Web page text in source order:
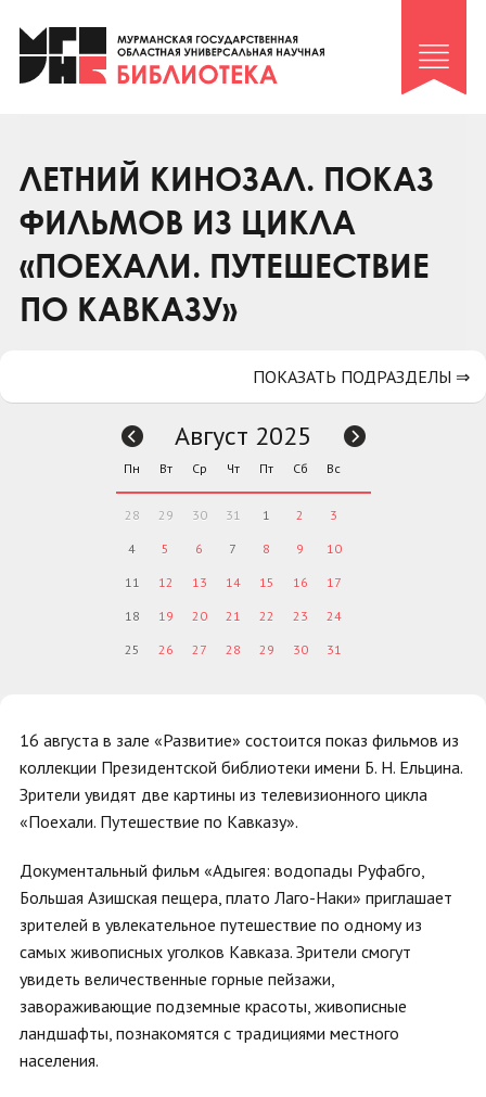
Клуб «Гиря и сельдерей»
Клуб «Семейный архив»
Коллегам
Контакты
ЛЕТНИЙ КИНОЗАЛ. ПОКАЗ
ФИЛЬМОВ ИЗ ЦИКЛА
«ПОЕХАЛИ. ПУТЕШЕСТВИЕ
ПО КАВКАЗУ»
16 августа в зале «Развитие» состоится показ фильмов из
коллекции Президентской библиотеки имени Б. Н. Ельцина.
Зрители увидят две картины из телевизионного цикла
«Поехали. Путешествие по Кавказу».
Документальный фильм «Адыгея: водопады Руфабго,
Большая Азишская пещера, плато Лаго-Наки» приглашает
зрителей в увлекательное путешествие по одному из
самых живописных уголков Кавказа. Зрители смогут
увидеть величественные горные пейзажи,
завораживающие подземные красоты, живописные
ландшафты, познакомятся с традициями местного
населения.
ПОКАЗАТЬ ПОДРАЗДЕЛЫ ⇒
Август 2025
Пн Вт Ср Чт Пт Сб Вс
28 29 30 31 1 2 3
4 5 6 7 8 9 10
11 12 13 14 15 16 17
18 19 20 21 22 23 24
25 26 27 28 29 30 31